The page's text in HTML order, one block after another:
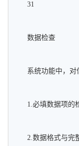
31
数据检查
系统功能中，
1.必填数据项的
2.数据格式与完